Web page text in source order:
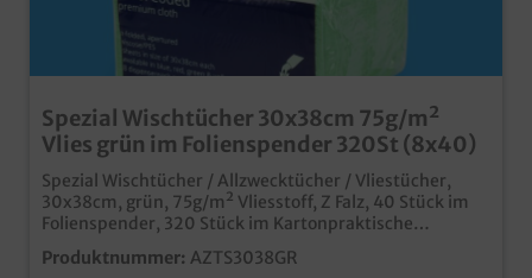
Spezial Wischtücher 30x38cm 75g/m²
Vlies grün im Folienspender 320St (8x40)
Spezial Wischtücher / Allzwecktücher / Vliestücher,
30x38cm, grün, 75g/m² Vliesstoff, Z Falz, 40 Stück im
Folienspender, 320 Stück im Kartonpraktische
Wischtücher für den schnellen Einsatzin grüner Farbe,
ideal für HACCP Konzeptefusselarmer, saugstarker und
Produktnummer: AZTS3038GR